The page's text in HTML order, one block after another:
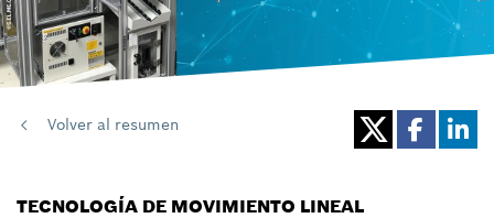
Volver al resumen
TECNOLOGÍA DE MOVIMIENTO LINEAL